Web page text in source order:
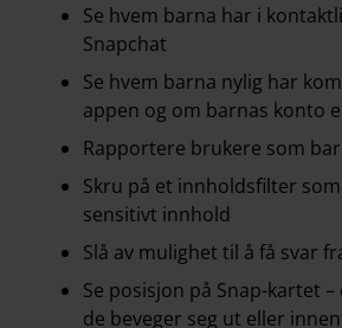
Se hvem barna har i
Snapchat
Se hvem barna nylig har
appen og om barnas konto
Rapportere brukere som
Skru på et innholdsfilter
sensitivt innhold
Slå av mulighet til å få svar
Se posisjon på Snap-kartet
de beveger seg ut eller